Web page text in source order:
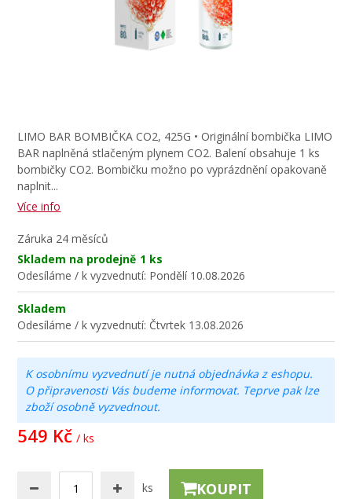
LIMO BAR BOMBIČKA CO2, 425G • Originální bombička LIMO
BAR naplněná stlačeným plynem CO2. Balení obsahuje 1 ks
bombičky CO2. Bombičku možno po vyprázdnění opakovaně
naplnit...
Více info
Záruka 24 měsíců
Skladem na prodejně 1 ks
Odesíláme / k vyzvednutí: Pondělí 10.08.2026
Skladem
Odesíláme / k vyzvednutí: Čtvrtek 13.08.2026
K osobnímu vyzvednutí je nutná objednávka z eshopu.
O připravenosti Vás budeme informovat. Teprve pak lze
zboží osobně vyzvednout.
549 Kč / ks
ks KOUPIT